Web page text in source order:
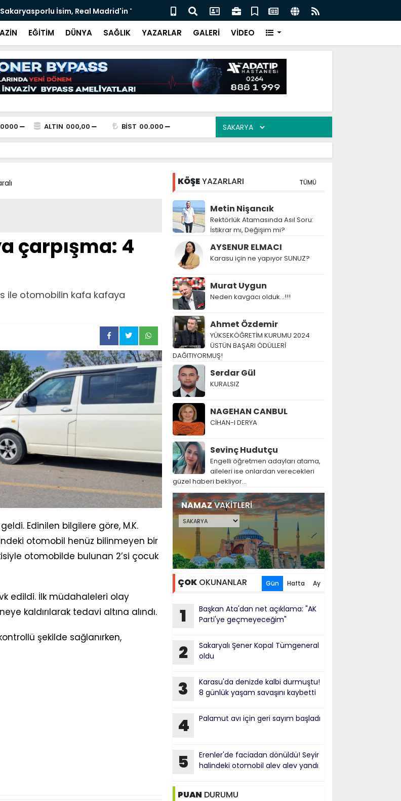
Transfer Krizinde Gündemde
Tarihi Dönüşümde Kritik Eşik: Tığcılar'da Tahliyeler 17 Ağustos'ta
Tamamlanacak
EĞİTİM DÜNYA SAĞLIK YAZARLAR GALERİ VİDEO
ALTIN 000,00 BİST 00.000
çarpışma: 4
ile otomobilin kafa kafaya
Edinilen bilgilere göre, M.K.
otomobil henüz bilinmeyen bir
otomobilde bulunan 2’si çocuk
edildi. İlk müdahaleleri olay
kaldırılarak tedavi altına alındı.
şekilde sağlanırken,
KÖŞEYAZARLARI TÜMÜ
Metin Nişancık
Rektörlük Atamasında Asıl Soru:
İstikrar mı, Değişim mi?
AYSENUR ELMACI
Karasu için ne yapıyor SUNUZ?
Murat Uygun
Neden kavgacı olduk…!!!
Ahmet Özdemir
YÜKSEKÖĞRETİM KURUMU 2024
ÜSTÜN BAŞARI ÖDÜLLERİ
DAĞITIYORMUŞ!
Serdar Gül
KURALSIZ
NAGEHAN CANBUL
CİHAN-I DERYA
Sevinç Hudutçu
Engelli öğretmen adayları atama,
aileleri ise onlardan verecekleri
güzel haberi bekliyor...
NAMAZVAKİTLERİ
ÇOKOKUNANLAR Gün Hafta Ay
1
Başkan Ata'dan net açıklama: "AK
Parti'ye geçmeyeceğim"
2
Sakaryalı Şener Kopal Tümgeneral
oldu
3
Karasu'da denizde kalbi durmuştu!
8 günlük yaşam savaşını kaybetti
4 Palamut avı için geri sayım başladı
5
Erenler'de faciadan dönüldü! Seyir
halindeki otomobil alev alev yandı
PUAN DURUMU